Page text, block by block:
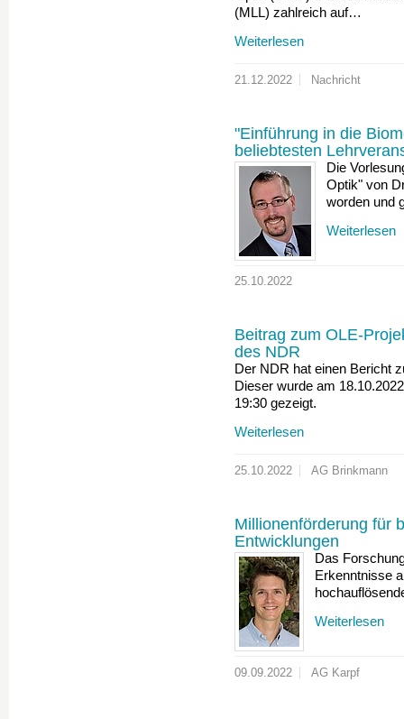
(MLL) zahlreich auf…
Weiterlesen
21.12.2022 Nachricht
"Einführung in die
beliebtesten
Die
Optik" von
worden und
Weiterlesen
25.10.2022
Beitrag zum OLE-
des NDR
Der NDR hat einen Bericht
Dieser wurde am
19:30 gezeigt.
Weiterlesen
25.10.2022 AG Brinkmann
Millionenförderung für
Entwicklungen
Das
Erkenntnisse
Weiterlesen
09.09.2022 AG Karpf